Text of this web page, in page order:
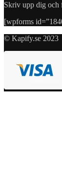
Skriv upp dig och
[wpforms
© Kapify.se 2023